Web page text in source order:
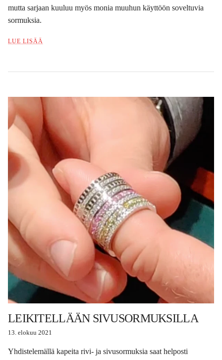
mutta sarjaan kuuluu myös monia muuhun käyttöön soveltuvia
sormuksia.
LUE LISÄÄ
LEIKITELLÄÄN SIVUSORMUKSILLA
13. elokuu 2021
Yhdistelemällä kapeita rivi- ja sivusormuksia saat helposti